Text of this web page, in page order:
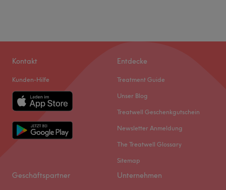
Kontakt
Kunden-Hilfe
Entdecke
Treatment Guide
Unser Blog
Treatwell Geschenkgutschein
Newsletter Anmeldung
The Treatwell Glossary
Sitemap
Geschäftspartner Unternehmen